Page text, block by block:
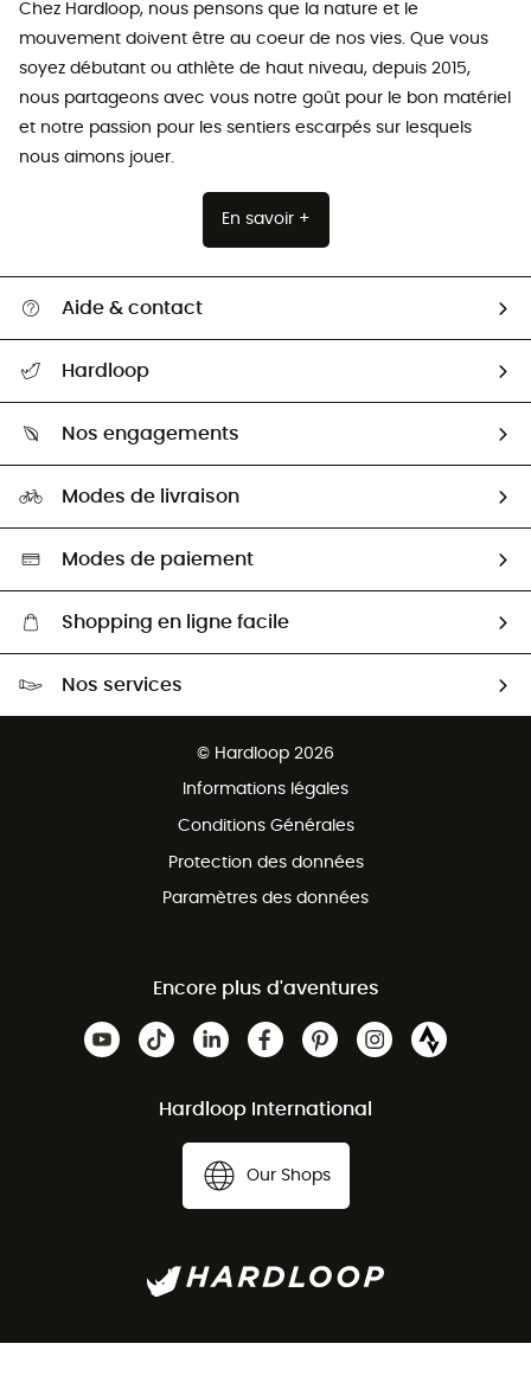
Chez Hardloop, nous pensons que la nature et le
mouvement doivent être au coeur de nos vies. Que vous
soyez débutant ou athlète de haut niveau, depuis 2015,
nous partageons avec vous notre goût pour le bon matériel
et notre passion pour les sentiers escarpés sur lesquels
nous aimons jouer.
En savoir +
Aide & contact
Retour & remboursement
Guide des tailles
Seconde Main
Aide & Contact
Hardloop
HardGuides
Nos engagements
Sélection éco-responsable
Modes de livraison
Modes de paiement
Shopping en ligne facile
Nos services
© Hardloop 2026
Informations légales
Conditions Générales
Protection des données
Paramètres des données
Encore plus d'aventures
Hardloop International
Our Shops